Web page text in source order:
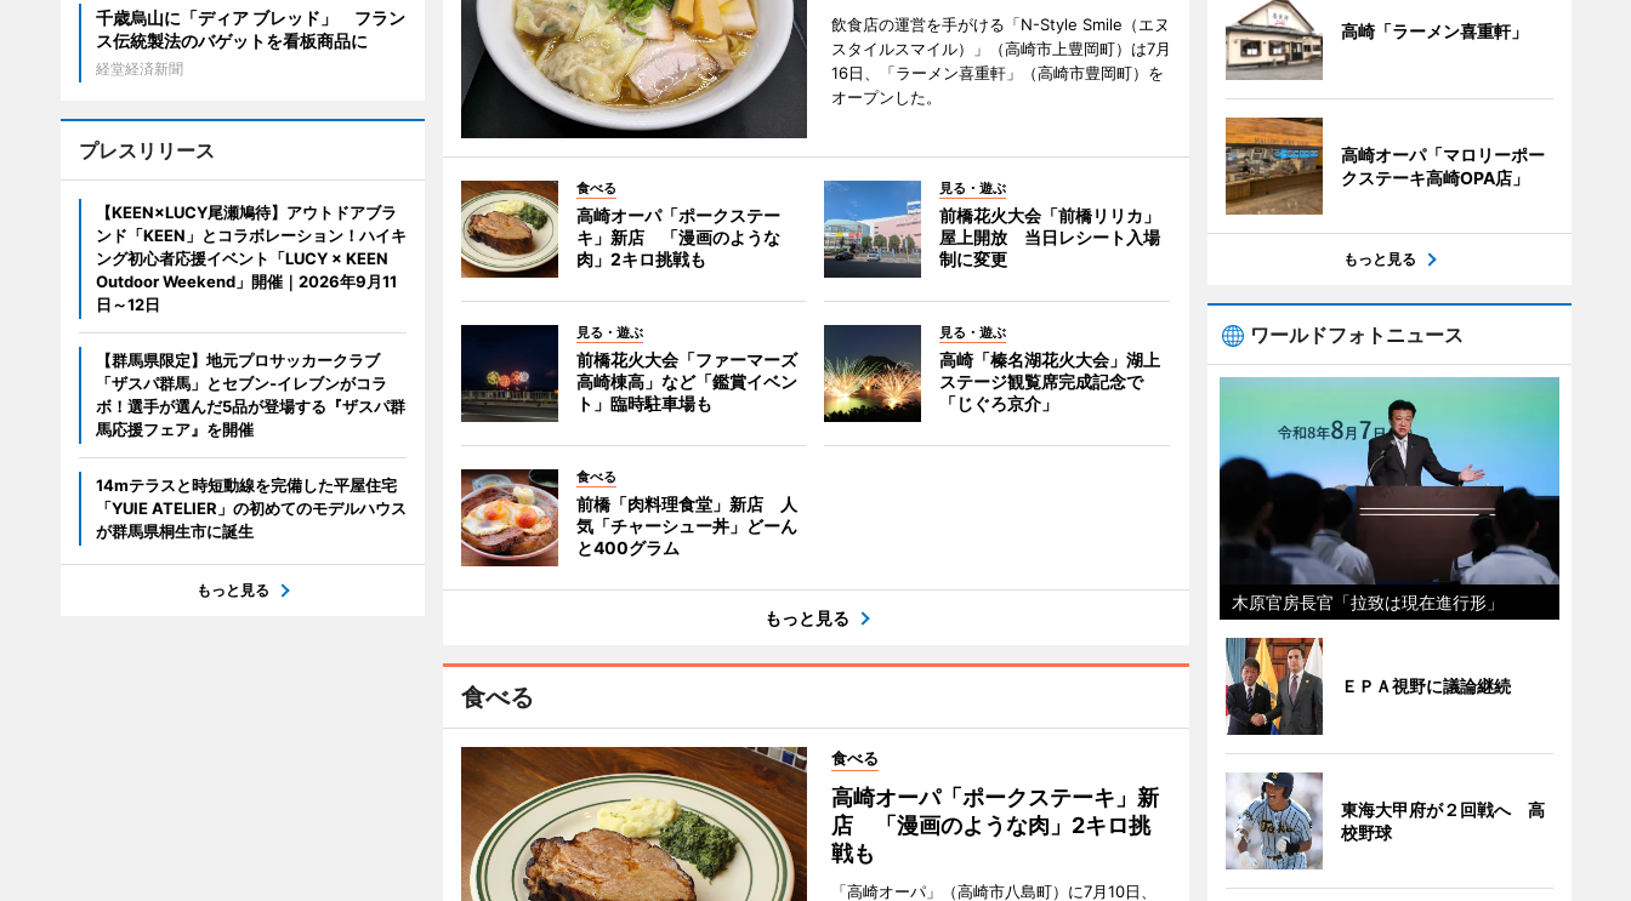
飲食店の運営を手がける「N-Style Smile（エヌ
スタイルスマイル）」（高崎市上豊岡町）は7月
16日、「ラーメン喜重軒」（高崎市豊岡町）を
オープンした。
食べる
高崎オーパ「ポークステー
キ」新店 「漫画のような
肉」2キロ挑戦も
見る・遊ぶ
前橋花火大会「前橋リリカ」
屋上開放 当日レシート入場
制に変更
見る・遊ぶ
前橋花火大会「ファーマーズ
高崎棟高」など「鑑賞イベン
ト」臨時駐車場も
見る・遊ぶ
高崎「榛名湖花火大会」湖上
ステージ観覧席完成記念で
「じぐろ京介」
食べる
前橋「肉料理食堂」新店 人
気「チャーシュー丼」どーん
と400グラム
もっと見る
食べる
食べる
高崎オーパ「ポークステーキ」新
店 「漫画のような肉」2キロ挑
戦も
「高崎オーパ」（高崎市八島町）に7月10日、
千歳烏山に「ディア ブレッド」 フラン
ス伝統製法のバゲットを看板商品に
経堂経済新聞
プレスリリース
【KEEN×LUCY尾瀬鳩待】アウトドアブラ
ンド「KEEN」とコラボレーション！ハイキ
ング初心者応援イベント「LUCY × KEEN
Outdoor Weekend」開催｜2026年9月11
日～12日
【群馬県限定】地元プロサッカークラブ
「ザスパ群馬」とセブン‐イレブンがコラ
ボ！選手が選んだ5品が登場する『ザスパ群
馬応援フェア』を開催
14mテラスと時短動線を完備した平屋住宅
「YUIE ATELIER」の初めてのモデルハウス
が群馬県桐生市に誕生
もっと見る
高崎「ラーメン喜重軒」
高崎オーパ「マロリーポー
クステーキ高崎OPA店」
もっと見る
ワールドフォトニュース
木原官房長官「拉致は現在進行形」
ＥＰＡ視野に議論継続
東海大甲府が２回戦へ 高
校野球